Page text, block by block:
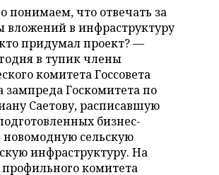
понимаем, что отвечать за
вложений в инфраструктуру
придумал проект? —
в тупик члены
комитета Госсовета
зампреда Госкомитета по
Саетову, расписавшую
бизнес-
новомодную сельскую
инфраструктуру. На
комитета